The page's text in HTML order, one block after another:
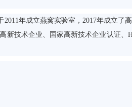
年成立燕窝实验室，2017年成立了
新技术企业、国家高新技术企业认证